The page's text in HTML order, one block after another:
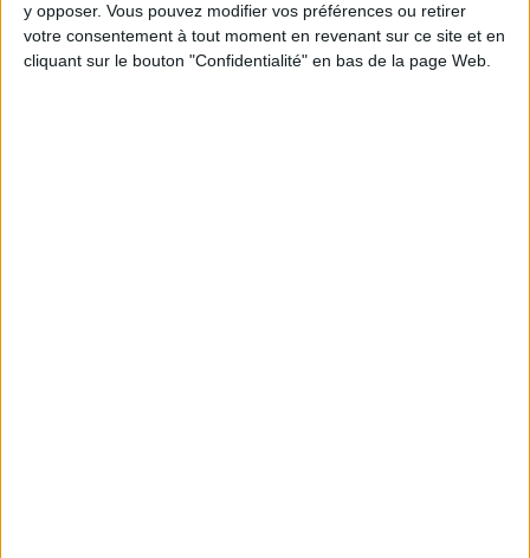
y opposer. Vous pouvez modifier vos préférences ou retirer
votre consentement à tout moment en revenant sur ce site et en
cliquant sur le bouton "Confidentialité" en bas de la page Web.